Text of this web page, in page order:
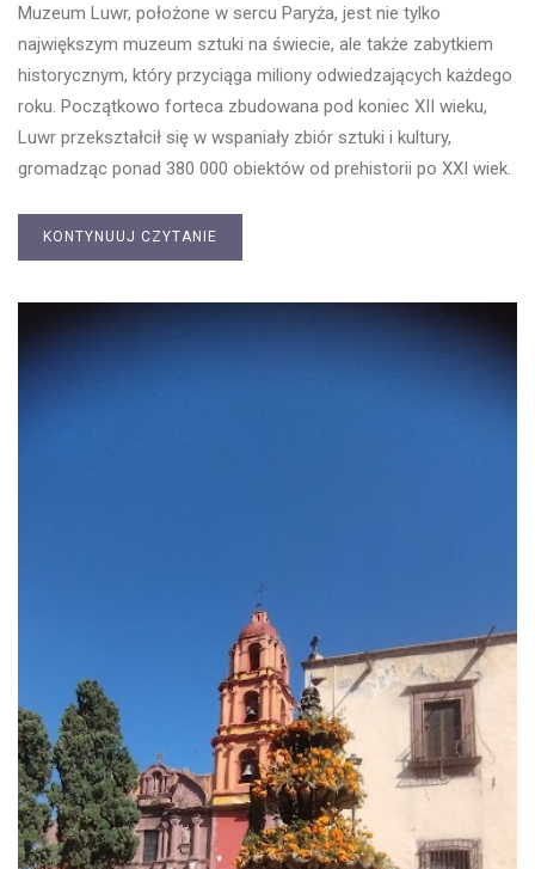
Muzeum Luwr, położone w sercu Paryża, jest nie tylko
największym muzeum sztuki na świecie, ale także zabytkiem
historycznym, który przyciąga miliony odwiedzających każdego
roku. Początkowo forteca zbudowana pod koniec XII wieku,
Luwr przekształcił się w wspaniały zbiór sztuki i kultury,
gromadząc ponad 380 000 obiektów od prehistorii po XXI wiek.
KONTYNUUJ CZYTANIE